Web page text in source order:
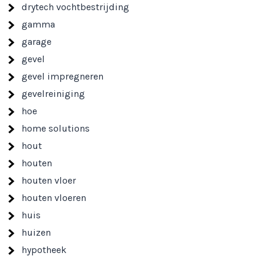
drytech vochtbestrijding
gamma
garage
gevel
gevel impregneren
gevelreiniging
hoe
home solutions
hout
houten
houten vloer
houten vloeren
huis
huizen
hypotheek